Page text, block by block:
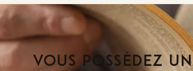
VOUS POSSÉDEZ